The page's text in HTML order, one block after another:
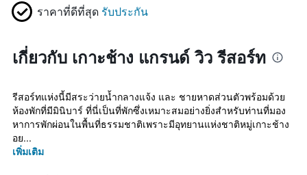
ราคาที่ดีที่สุด รับประกัน
เกี่ยวกับ เกาะช้าง แกรนด์ วิว รีสอร์ท
รีสอร์ทแห่งนี้มีสระว่ายน้ำกลางแจ้ง และ ชายหาดส่วนตัวพร้อมด้วย
ห้องพักที่มีมินิบาร์ ที่นี่เป็นที่พักซึ่งเหมาะสมอย่างยิ่งสำหรับท่านที่มอง
หาการพักผ่อนในพื้นที่ธรรมชาติเพราะมีอุทยานแห่งชาติหมู่เกาะช้าง
อย...
เพิ่มเติม